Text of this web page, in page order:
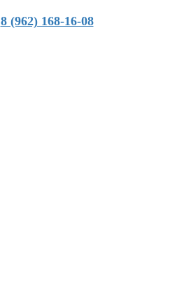
8 (962) 168-16-08